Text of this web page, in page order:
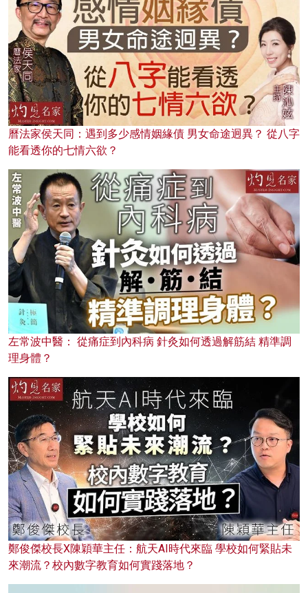
曆法家侯天同：遇到多少感情姻緣債 男女命途迥異？ 從八字
能看透你的七情六欲？
左常波中醫： 從痛症到內科病 針灸如何透過解筋結 精準調
理身體？
鄭俊傑校長X陳穎華主任：航天AI時代來臨 學校如何緊貼未
來潮流？校內數字教育如何實踐落地？